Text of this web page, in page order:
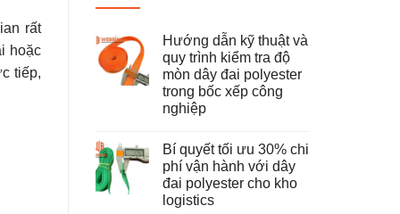
rất
hoặc
tiếp,
Hướng dẫn kỹ thuật và
quy trình kiểm tra độ
mòn dây đai polyester
trong bốc xếp công
nghiệp
bình
luận
ở
Hướng
dẫn
kỹ
Bí quyết tối ưu 30% chi
phí vận hành với dây
đai polyester cho kho
logistics